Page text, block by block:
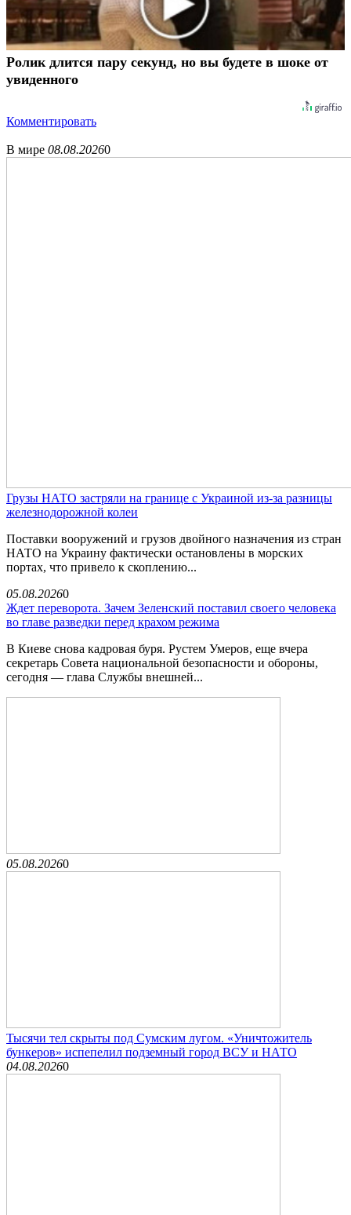
Ролик длится пару секунд, но вы будете в шоке от
увиденного
Комментировать
В мире 08.08.20260
Грузы НАТО застряли на границе с Украиной из-за разницы
железнодорожной колеи
Поставки вооружений и грузов двойного назначения из стран
НАТО на Украину фактически остановлены в морских
портах, что привело к скоплению...
05.08.20260
Ждет переворота. Зачем Зеленский поставил своего человека
во главе разведки перед крахом режима
В Киеве снова кадровая буря. Рустем Умеров, еще вчера
секретарь Совета национальной безопасности и обороны,
сегодня — глава Службы внешней...
05.08.20260
Тысячи тел скрыты под Сумским лугом. «Уничтожитель
бункеров» испепелил подземный город ВСУ и НАТО
04.08.20260